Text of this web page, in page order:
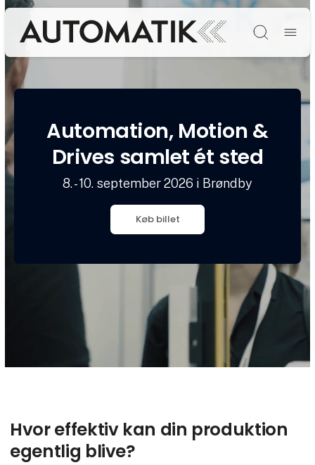
Søg
Automation, Motion &
Drives samlet ét sted
8. - 10. september 2026 i Brøndby
Køb billet
Hvor effektiv kan din produktion
egentlig blive?